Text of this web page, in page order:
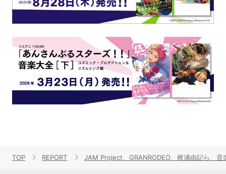
TOP REPORT JAM Project、GRANRODEO、梶浦由記ら、音